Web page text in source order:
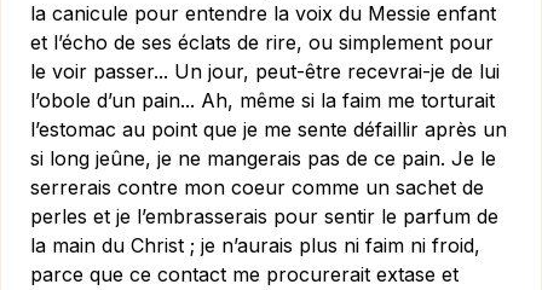
la canicule pour entendre la voix du Messie enfant
et l’écho de ses éclats de rire, ou simplement pour
le voir passer... Un jour, peut-être recevrai-je de lui
l’obole d’un pain... Ah, même si la faim me torturait
l’estomac au point que je me sente défaillir après un
si long jeûne, je ne mangerais pas de ce pain. Je le
serrerais contre mon coeur comme un sachet de
perles et je l’embrasserais pour sentir le parfum de
la main du Christ ; je n’aurais plus ni faim ni froid,
parce que ce contact me procurerait extase et